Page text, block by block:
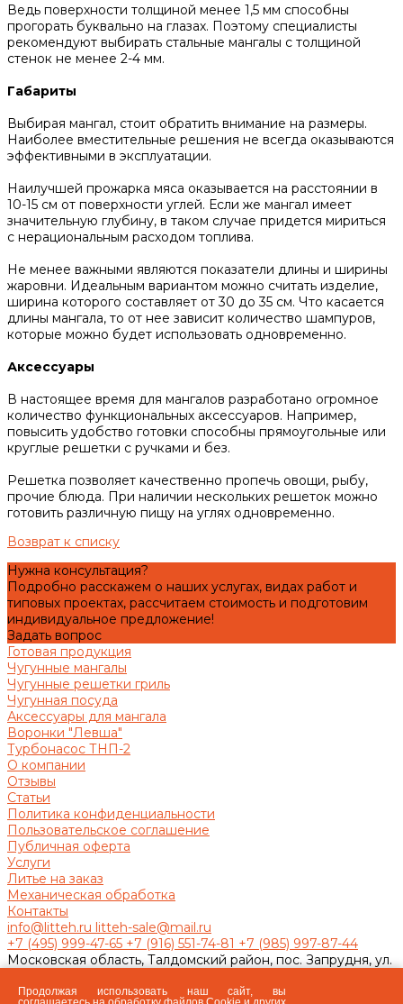
Ведь поверхности толщиной менее 1,5 мм способны
прогорать буквально на глазах. Поэтому специалисты
рекомендуют выбирать стальные мангалы с толщиной
стенок не менее 2-4 мм.
Габариты
Выбирая мангал, стоит обратить внимание на размеры.
Наиболее вместительные решения не всегда оказываются
эффективными в эксплуатации.
Наилучшей прожарка мяса оказывается на расстоянии в
10-15 см от поверхности углей. Если же мангал имеет
значительную глубину, в таком случае придется мириться
с нерациональным расходом топлива.
Не менее важными являются показатели длины и ширины
жаровни. Идеальным вариантом можно считать изделие,
ширина которого составляет от 30 до 35 см. Что касается
длины мангала, то от нее зависит количество шампуров,
которые можно будет использовать одновременно.
Аксессуары
В настоящее время для мангалов разработано огромное
количество функциональных аксессуаров. Например,
повысить удобство готовки способны прямоугольные или
круглые решетки с ручками и без.
Решетка позволяет качественно пропечь овощи, рыбу,
прочие блюда. При наличии нескольких решеток можно
готовить различную пищу на углях одновременно.
Возврат к списку
Нужна консультация?
Подробно расскажем о наших услугах, видах работ и
типовых проектах, рассчитаем стоимость и подготовим
индивидуальное предложение!
Задать вопрос
Готовая продукция
Чугунные мангалы
Чугунные решетки гриль
Чугунная посуда
Аксессуары для мангала
Воронки "Левша"
Турбонасос ТНП-2
О компании
Отзывы
Статьи
Политика конфиденциальности
Пользовательское соглашение
Публичная оферта
Услуги
Литье на заказ
Механическая обработка
Контакты
info@litteh.ru litteh-sale@mail.ru
+7 (495) 999-47-65 +7 (916) 551-74-81 +7 (985) 997-87-44
Московская область, Талдомский район, пос. Запрудня, ул.
Заказать звонок
Продолжая использовать наш сайт, вы